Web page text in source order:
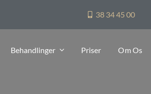
38 34 45 00
Behandlinger Priser Om Os